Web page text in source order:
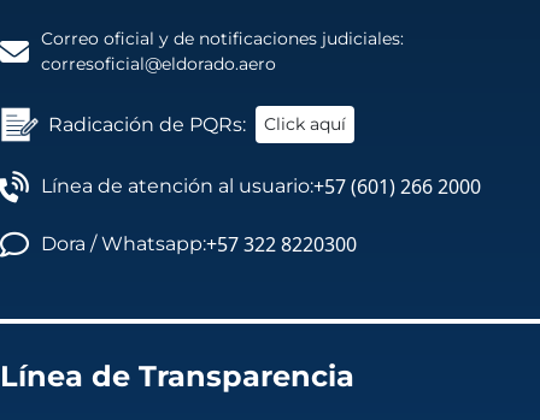
Correo oficial y de notificaciones judiciales:
corresoficial@eldorado.aero
Radicación de PQRs: Click aquí
Línea de atención al usuario:+57 (601) 266 2000
Dora / Whatsapp:+57 322 8220300
Línea de Transparencia